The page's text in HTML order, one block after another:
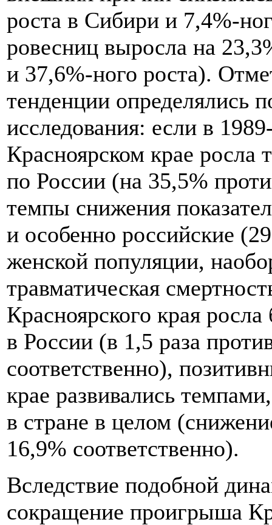
роста в Сибири и 7,4%-
ровесниц выросла на
и 37,6%-ного роста).
тенденции определялись
исследования: если в
Красноярском крае
по России (на 35,5%
темпы снижения
и особенно российские
женской популяции,
травматическая
Красноярского края
в России (в 1,5 раза
соответственно),
крае развивались
в стране в целом
16,9% соответственно).
Вследствие подобной
сокращение проигрыша